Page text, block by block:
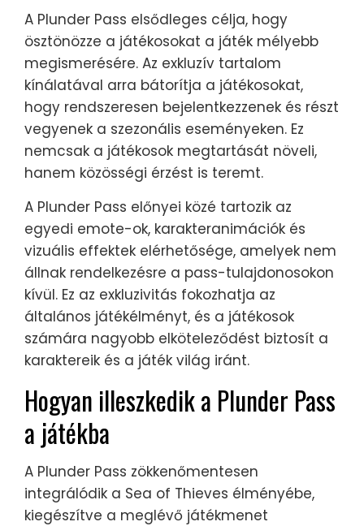
A Plunder Pass elsődleges célja, hogy
ösztönözze a játékosokat a játék mélyebb
megismerésére. Az exkluzív tartalom
kínálatával arra bátorítja a játékosokat,
hogy rendszeresen bejelentkezzenek és részt
vegyenek a szezonális eseményeken. Ez
nemcsak a játékosok megtartását növeli,
hanem közösségi érzést is teremt.
A Plunder Pass előnyei közé tartozik az
egyedi emote-ok, karakteranimációk és
vizuális effektek elérhetősége, amelyek nem
állnak rendelkezésre a pass-tulajdonosokon
kívül. Ez az exkluzivitás fokozhatja az
általános játékélményt, és a játékosok
számára nagyobb elköteleződést biztosít a
karaktereik és a játék világ iránt.
Hogyan illeszkedik a Plunder Pass
a játékba
A Plunder Pass zökkenőmentesen
integrálódik a Sea of Thieves élményébe,
kiegészítve a meglévő játékmenet